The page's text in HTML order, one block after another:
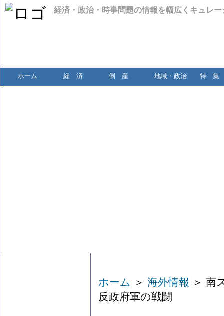
経済・政治・時事問題の情報を幅広くキュレ
ホーム 経 済 倒 産 地域・政治 特 集
ホーム ＞ 海外情報 ＞ 南
反政府軍の戦闘